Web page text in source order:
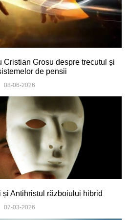
Cristian Grosu despre trecutul și
de pensii
08-06-2026
Antihristul războiului hibrid
07-03-2026